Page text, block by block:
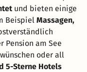
und bieten einige
Beispiel Massagen,
Pension am See
oder all
5-Sterne Hotels